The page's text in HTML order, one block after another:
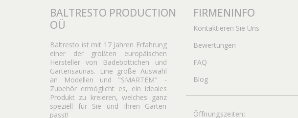
BALTRESTO PRODUCTION
OÜ
Baltresto ist mit 17 Jahren Erfahrung
einer der größten europäischen
Hersteller von Badebottichen und
Gartensaunas. Eine große Auswahl
an Modellen und "SMARTEM" -
Zubehör ermöglicht es, ein ideales
Produkt zu kreieren, welches ganz
speziell für Sie und Ihren Garten
passt!
FIRMENINFO
Kontaktieren Sie Uns
Bewertungen
FAQ
Blog
Öffnungszeiten: